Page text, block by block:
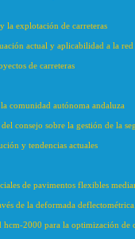
la explotación de carreteras
actual y aplicabilidad a la red
de carreteras
comunidad autónoma andaluza
consejo sobre la gestión de la
y tendencias actuales
de pavimentos flexibles
de la deformada
2000 para la optimización de